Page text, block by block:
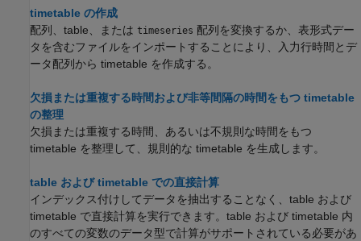
timetable の作成
配列、table、または timeseries 配列を変換するか、表形式デー
タを含むファイルをインポートすることにより、入力行時間とデ
ータ配列から timetable を作成する。
欠損または重複する時間および非等間隔の時間をもつ timetable
の整理
欠損または重複する時間、あるいは不規則な時間をもつ
timetable を整理して、規則的な timetable を生成します。
table および timetable での直接計算
インデックス付けしてデータを抽出することなく、table および
timetable で直接計算を実行できます。table および timetable 内
のすべての変数のデータ型で計算がサポートされている必要があ